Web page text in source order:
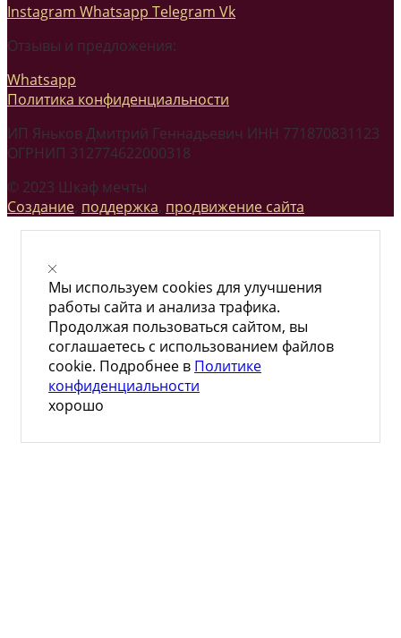
Instagram Whatsapp Telegram Vk
Отзывы и предложения:
Whatsapp
Политика конфиденциальности
ИП Яньков Дмитрий Геннадьевич ИНН 771870831123
ОГРНИП 312774622000318
© 2023 Шкаф мечты
Создание, поддержка, продвижение сайта
Мы используем cookies для улучшения
работы сайта и анализа трафика.
Продолжая пользоваться сайтом, вы
соглашаетесь с использованием файлов
cookie. Подробнее в Политике
конфиденциальности
хорошо